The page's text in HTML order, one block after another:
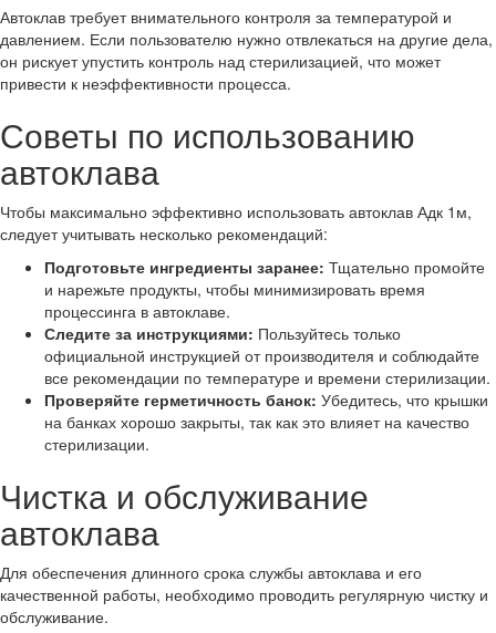
Автоклав требует внимательного контроля за температурой и
давлением. Если пользователю нужно отвлекаться на другие дела,
он рискует упустить контроль над стерилизацией, что может
привести к неэффективности процесса.
Советы по использованию
автоклава
Чтобы максимально эффективно использовать автоклав Адк 1м,
следует учитывать несколько рекомендаций:
Подготовьте ингредиенты заранее: Тщательно промойте
и нарежьте продукты, чтобы минимизировать время
процессинга в автоклаве.
Следите за инструкциями: Пользуйтесь только
официальной инструкцией от производителя и соблюдайте
все рекомендации по температуре и времени стерилизации.
Проверяйте герметичность банок: Убедитесь, что крышки
на банках хорошо закрыты, так как это влияет на качество
стерилизации.
Чистка и обслуживание
автоклава
Для обеспечения длинного срока службы автоклава и его
качественной работы, необходимо проводить регулярную чистку и
обслуживание.